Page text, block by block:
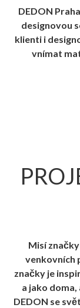
DEDON
designovou
klienti i
vnímat
Misí
venkovních
značky je
a jako
DEDON se